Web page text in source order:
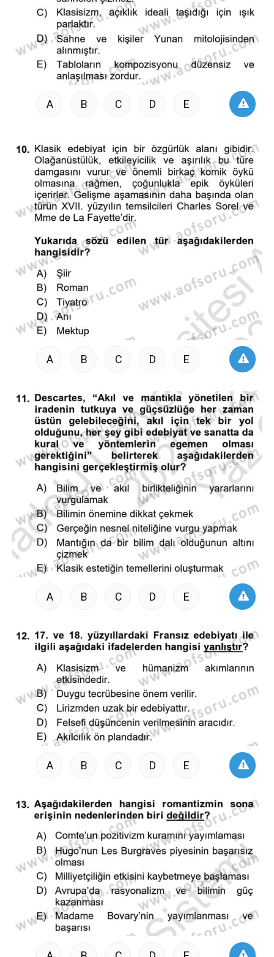
A B C D E
A B C D E
A B C D E
A B C D E